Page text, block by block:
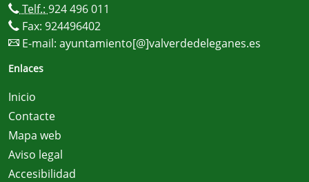
Telf.: 924 496 011
Fax: 924496402
E-mail: ayuntamiento[@]valverdedeleganes.es
Enlaces
Inicio
Contacte
Mapa web
Aviso legal
Accesibilidad